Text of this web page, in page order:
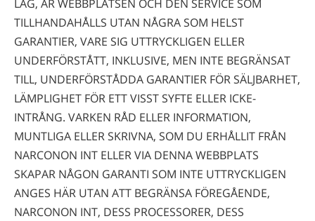
LAG, ÄR WEBBPLATSEN OCH DEN SERVICE SOM
TILLHANDAHÅLLS UTAN NÅGRA SOM HELST
GARANTIER, VARE SIG UTTRYCKLIGEN ELLER
UNDERFÖRSTÅTT, INKLUSIVE, MEN INTE BEGRÄNSAT
TILL, UNDERFÖRSTÅDDA GARANTIER FÖR SÄLJBARHET,
LÄMPLIGHET FÖR ETT VISST SYFTE ELLER ICKE-
INTRÅNG. VARKEN RÅD ELLER INFORMATION,
MUNTLIGA ELLER SKRIVNA, SOM DU ERHÅLLIT FRÅN
NARCONON INT ELLER VIA DENNA WEBBPLATS
SKAPAR NÅGON GARANTI SOM INTE UTTRYCKLIGEN
ANGES HÄR UTAN ATT BEGRÄNSA FÖREGÅENDE,
NARCONON INT, DESS PROCESSORER, DESS